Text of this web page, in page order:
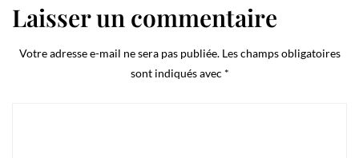
Laisser un commentaire
Votre adresse e-mail ne sera pas publiée. Les champs obligatoires
sont indiqués avec *